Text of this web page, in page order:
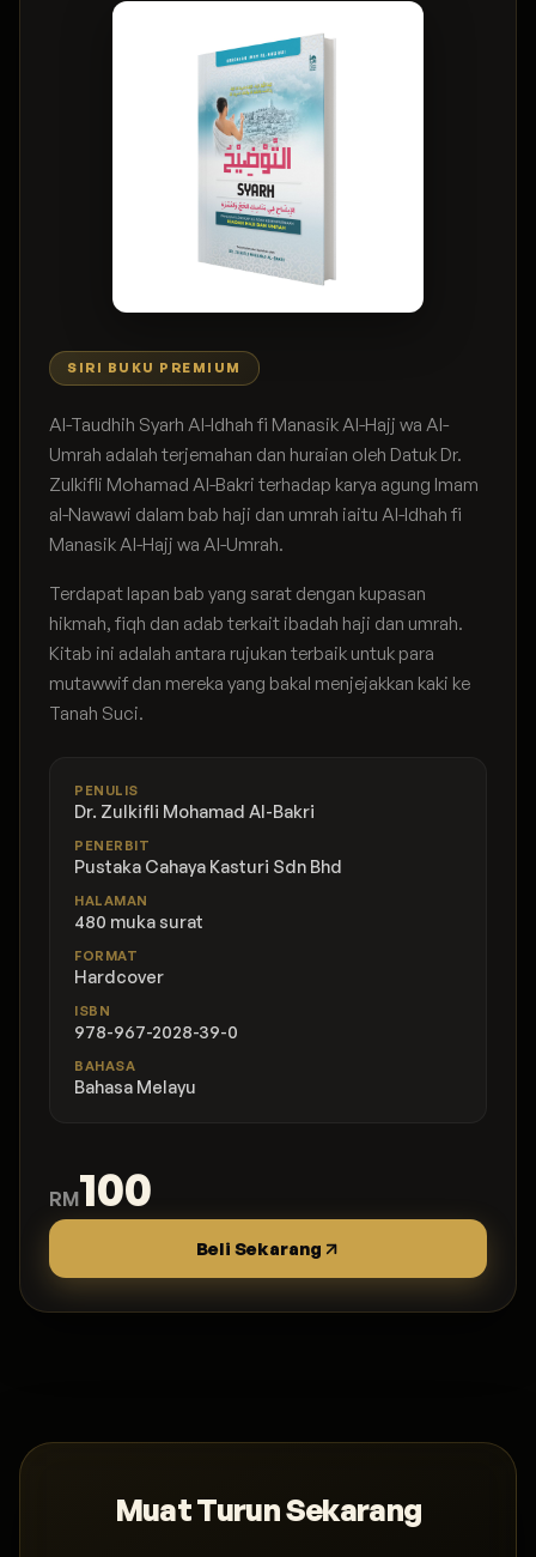
SIRI BUKU PREMIUM
Al-Taudhih Syarh Al-Idhah fi Manasik Al-Hajj wa Al-
Umrah adalah terjemahan dan huraian oleh Datuk Dr.
Zulkifli Mohamad Al-Bakri terhadap karya agung Imam
al-Nawawi dalam bab haji dan umrah iaitu Al-Idhah fi
Manasik Al-Hajj wa Al-Umrah.
Terdapat lapan bab yang sarat dengan kupasan
hikmah, fiqh dan adab terkait ibadah haji dan umrah.
Kitab ini adalah antara rujukan terbaik untuk para
mutawwif dan mereka yang bakal menjejakkan kaki ke
Tanah Suci.
PENULIS
Dr. Zulkifli Mohamad Al-Bakri
PENERBIT
Pustaka Cahaya Kasturi Sdn Bhd
HALAMAN
480 muka surat
FORMAT
Hardcover
ISBN
978-967-2028-39-0
BAHASA
Bahasa Melayu
RM100
Beli Sekarang
Muat Turun Sekarang